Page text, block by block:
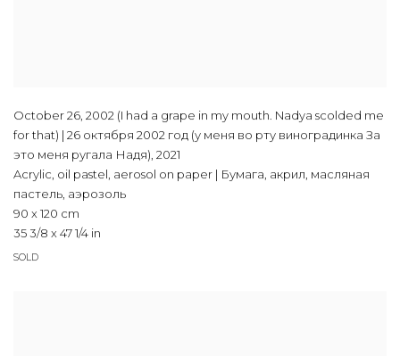
October 26, 2002 (I had a grape in my mouth. Nadya scolded me
for that) | 26 октября 2002 год (у меня во рту виноградинка За
это меня ругала Надя), 2021
Acrylic, oil pastel, aerosol on paper | Бумага, акрил, масляная
пастель, аэрозоль
90 x 120 cm
35 3/8 x 47 1/4 in
SOLD